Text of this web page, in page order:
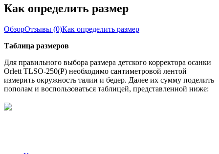
Как определить размер
ОбзорОтзывы (0)Как определить размер
Таблица размеров
Для правильного выбора размера детского корректора осанки
Orlett TLSO-250(P) необходимо сантиметровой лентой
измерить окружность талии и бедер. Далее их сумму поделить
пополам и воспользоваться таблицей, представленной ниже: